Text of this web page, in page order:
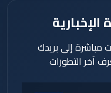
مباشرة إلى بريدك
آخر التطورات